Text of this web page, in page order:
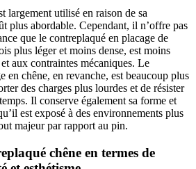
largement utilisé en raison de sa
plus abordable. Cependant, il n’offre pas
que le contreplaqué en placage de
plus léger et moins dense, est moins
aux contraintes mécaniques. Le
en chêne, en revanche, est beaucoup plus
des charges plus lourdes et de résister
Il conserve également sa forme et
est exposé à des environnements plus
majeur par rapport au pin.
chêne en termes de